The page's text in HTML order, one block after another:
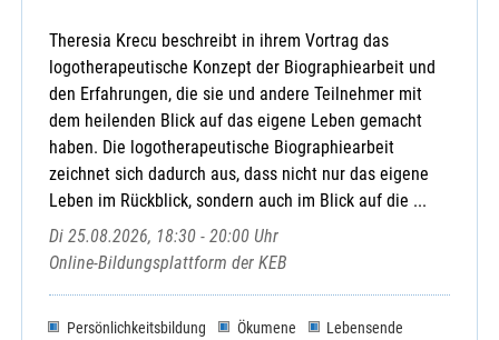
Theresia Krecu beschreibt in ihrem Vortrag das
logotherapeutische Konzept der Biographiearbeit und
den Erfahrungen, die sie und andere Teilnehmer mit
dem heilenden Blick auf das eigene Leben gemacht
haben. Die logotherapeutische Biographiearbeit
zeichnet sich dadurch aus, dass nicht nur das eigene
Leben im Rückblick, sondern auch im Blick auf die ...
Di 25.08.2026, 18:30 - 20:00 Uhr
Online-Bildungsplattform der KEB
Persönlichkeitsbildung Ökumene
Lebensende